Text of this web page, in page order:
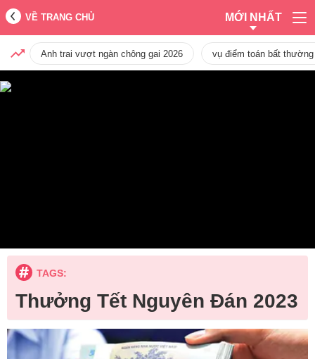
VỀ TRANG CHỦ MỚI NHẤT
Anh trai vượt ngàn chông gai 2026 vụ điểm toán bất
TAGS:
Thưởng Tết Nguyên Đán 2023